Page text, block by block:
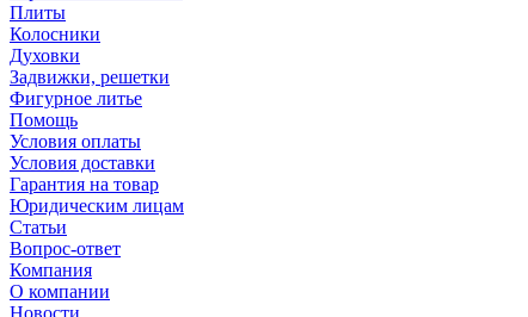
Плиты
Колосники
Духовки
Задвижки, решетки
Фигурное литье
Помощь
Условия оплаты
Условия доставки
Гарантия на товар
Юридическим лицам
Статьи
Вопрос-ответ
Компания
О компании
Новости